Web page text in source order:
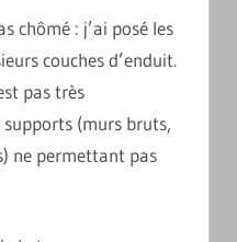
chômé : j’ai posé les
couches d’enduit.
pas très
(murs bruts,
ne permettant pas